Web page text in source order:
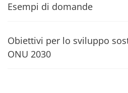
Esempi di domande
Obiettivi per lo sviluppo
ONU 2030